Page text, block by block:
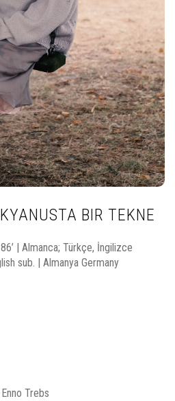
BIR TEKNE
| Almanca; Türkçe, İngilizce
sub. | Almanya Germany
Trebs